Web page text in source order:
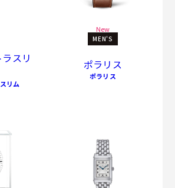
スリ
リム
New
MEN'S
ポラリス
ポラリス